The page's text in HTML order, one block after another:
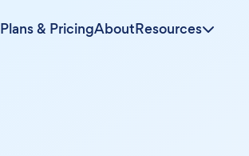
Plans & PricingAboutResources